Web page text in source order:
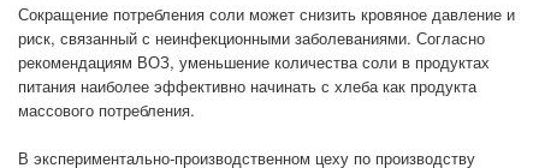
Сокращение потребления соли может снизить кровяное давление и
риск, связанный с неинфекционными заболеваниями. Согласно
рекомендациям ВОЗ, уменьшение количества соли в продуктах
питания наиболее эффективно начинать с хлеба как продукта
массового потребления.
В экспериментально-производственном цеху по производству